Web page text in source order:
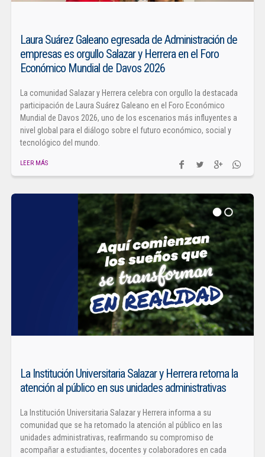
Laura Suárez Galeano egresada de Administración de
empresas es orgullo Salazar y Herrera en el Foro
Económico Mundial de Davos 2026
La comunidad Salazar y Herrera celebra con orgullo la destacada
participación de Laura Suárez Galeano en el Foro Económico
Mundial de Davos 2026, uno de los escenarios más influyentes a
nivel global para el diálogo sobre el futuro económico, social y
tecnológico del mundo.
LEER MÁS
La Institución Universitaria Salazar y Herrera retoma la
atención al público en sus unidades administrativas
La Institución Universitaria Salazar y Herrera informa a su
comunidad que se ha retomado la atención al público en las
unidades administrativas, reafirmando su compromiso de
acompañar a estudiantes, docentes y colaboradores en cada